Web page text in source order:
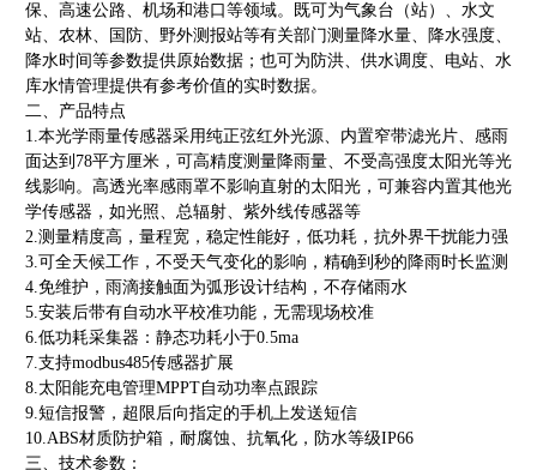
保、高速公路、机场和港口等领域。既可为气象台（站）、水文
站、农林、国防、野外测报站等有关部门测量降水量、降水强度、
降水时间等参数提供原始数据；也可为防洪、供水调度、电站、水
库水情管理提供有参考价值的实时数据。
二、产品特点
1.本光学雨量传感器采用纯正弦红外光源、内置窄带滤光片、感雨
面达到78平方厘米，可高精度测量降雨量、不受高强度太阳光等光
线影响。高透光率感雨罩不影响直射的太阳光，可兼容内置其他光
学传感器，如光照、总辐射、紫外线传感器等
2.测量精度高，量程宽，稳定性能好，低功耗，抗外界干扰能力强
3.可全天候工作，不受天气变化的影响，精确到秒的降雨时长监测
4.免维护，雨滴接触面为弧形设计结构，不存储雨水
5.安装后带有自动水平校准功能，无需现场校准
6.低功耗采集器：静态功耗小于0.5ma
7.支持modbus485传感器扩展
8.太阳能充电管理MPPT自动功率点跟踪
9.短信报警，超限后向指定的手机上发送短信
10.ABS材质防护箱，耐腐蚀、抗氧化，防水等级IP66
三、技术参数：